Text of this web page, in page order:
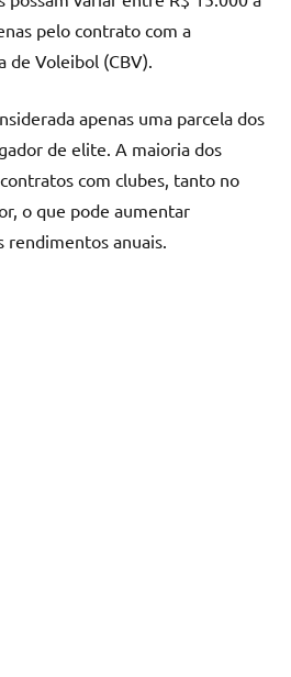
pelo contrato com a
de Voleibol (CBV).
apenas uma parcela dos
de elite. A maioria dos
com clubes, tanto no
o que pode aumentar
anuais.